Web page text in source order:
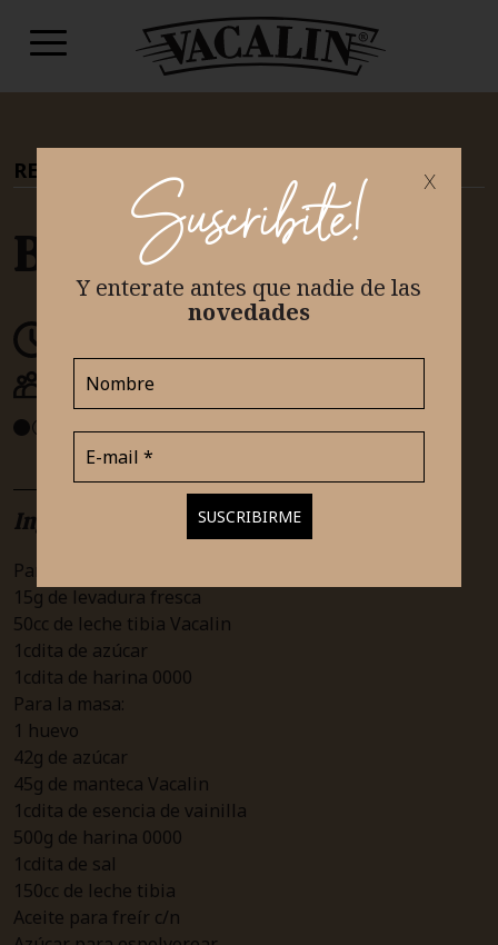
x
Suscribite!
Y enterate antes que nadie de las
novedades
RECETAS TEAM DULCE
Bolas de fraile
2 docenas
INTERMEDIO
Ingredientes
Para el fermento
15g de levadura fresca
50cc de leche tibia Vacalin
1cdita de azúcar
1cdita de harina 0000
Para la masa:
1 huevo
42g de azúcar
45g de manteca Vacalin
1cdita de esencia de vainilla
500g de harina 0000
1cdita de sal
150cc de leche tibia
Aceite para freír c/n